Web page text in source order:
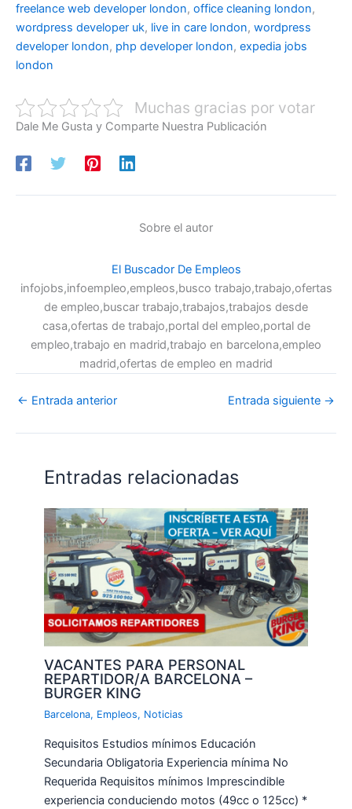
freelance web developer london, office cleaning london,
wordpress developer uk, live in care london, wordpress
developer london, php developer london, expedia jobs
london
Muchas gracias por votar
Dale Me Gusta y Comparte Nuestra Publicación
Sobre el autor
El Buscador De Empleos
infojobs,infoempleo,empleos,busco trabajo,trabajo,ofertas
de empleo,buscar trabajo,trabajos,trabajos desde
casa,ofertas de trabajo,portal del empleo,portal de
empleo,trabajo en madrid,trabajo en barcelona,empleo
madrid,ofertas de empleo en madrid
← Entrada anterior Entrada siguiente →
Entradas relacionadas
VACANTES PARA PERSONAL
REPARTIDOR/A BARCELONA –
BURGER KING
Barcelona, Empleos, Noticias
Requisitos Estudios mínimos Educación
Secundaria Obligatoria Experiencia mínima No
Requerida Requisitos mínimos Imprescindible
experiencia conduciendo motos (49cc o 125cc) *